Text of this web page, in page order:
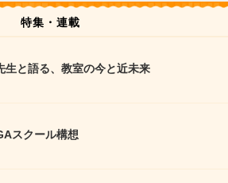
特集・連載
生と語る、教室の今と近未来
スクール構想